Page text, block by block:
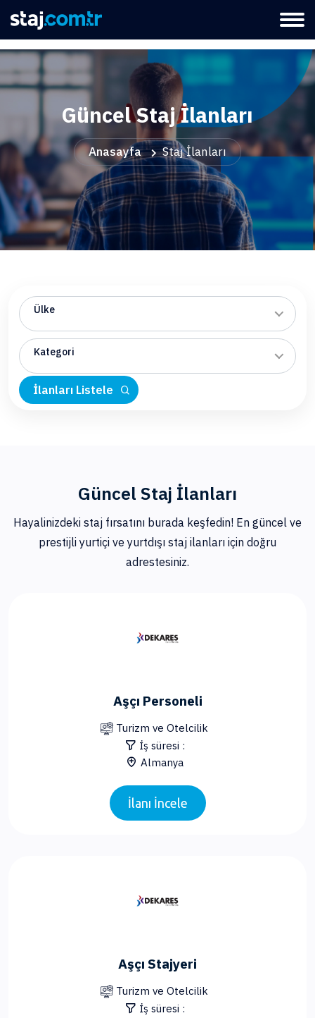
Güncel Staj İlanları
Anasayfa Staj İlanları
Ülke
Kategori
İlanları Listele
Güncel Staj İlanları
Hayalinizdeki staj fırsatını burada keşfedin! En güncel ve
prestijli yurtiçi ve yurtdışı staj ilanları için doğru
adrestesiniz.
Aşçı Personeli
Turizm ve Otelcilik
İş süresi :
Almanya
İlanı İncele
Aşçı Stajyeri
Turizm ve Otelcilik
İş süresi :